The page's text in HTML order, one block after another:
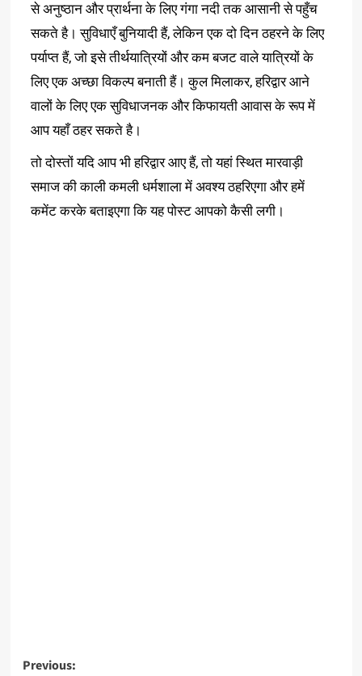
से अनुष्ठान और प्रार्थना के लिए गंगा नदी तक आसानी से पहुँच
सकते है। सुविधाएँ बुनियादी हैं, लेकिन एक दो दिन ठहरने के लिए
पर्याप्त हैं, जो इसे तीर्थयात्रियों और कम बजट वाले यात्रियों के
लिए एक अच्छा विकल्प बनाती हैं। कुल मिलाकर, हरिद्वार आने
वालों के लिए एक सुविधाजनक और किफायती आवास के रूप में
आप यहाँ ठहर सकते है।
तो दोस्तों यदि आप भी हरिद्वार आए हैं, तो यहां स्थित मारवाड़ी
समाज की काली कमली धर्मशाला में अवश्य ठहरिएगा और हमें
कमेंट करके बताइएगा कि यह पोस्ट आपको कैसी लगी।
Previous: